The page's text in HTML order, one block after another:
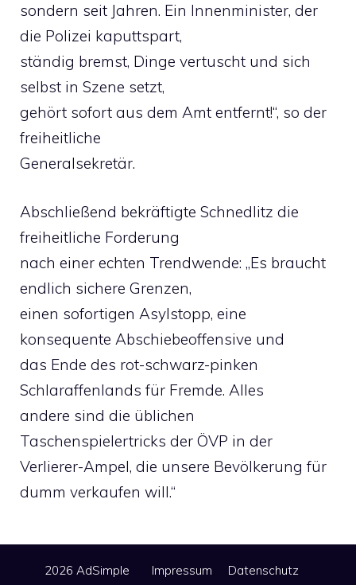
sondern seit Jahren. Ein Innenminister, der
die Polizei kaputtspart,
ständig bremst, Dinge vertuscht und sich
selbst in Szene setzt,
gehört sofort aus dem Amt entfernt!“, so der
freiheitliche
Generalsekretär.
Abschließend bekräftigte Schnedlitz die
freiheitliche Forderung
nach einer echten Trendwende: „Es braucht
endlich sichere Grenzen,
einen sofortigen Asylstopp, eine
konsequente Abschiebeoffensive und
das Ende des rot-schwarz-pinken
Schlaraffenlands für Fremde. Alles
andere sind die üblichen
Taschenspielertricks der ÖVP in der
Verlierer-Ampel, die unsere Bevölkerung für
dumm verkaufen will.“
2026 AdSimple Impressum Datenschutz